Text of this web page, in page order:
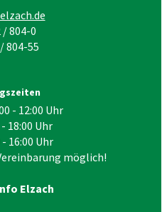
/ 804-0
804-55
- 12:00 Uhr
18:00 Uhr
16:00 Uhr
möglich!
Elzach